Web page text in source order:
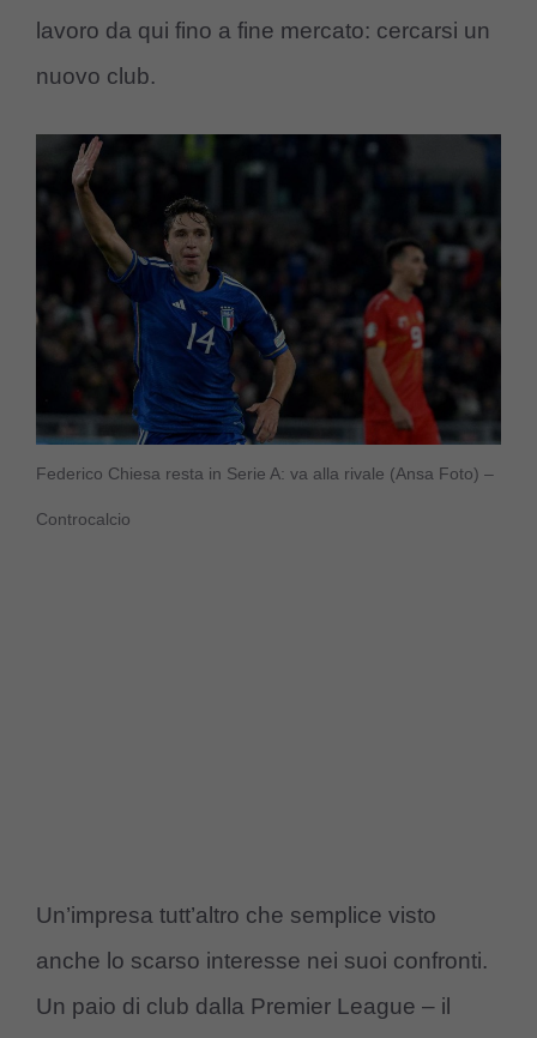
lavoro da qui fino a fine mercato: cercarsi un
nuovo club.
Federico Chiesa resta in Serie A: va alla rivale (Ansa Foto) –
Controcalcio
Un’impresa tutt’altro che semplice visto
anche lo scarso interesse nei suoi confronti.
Un paio di club dalla Premier League – il